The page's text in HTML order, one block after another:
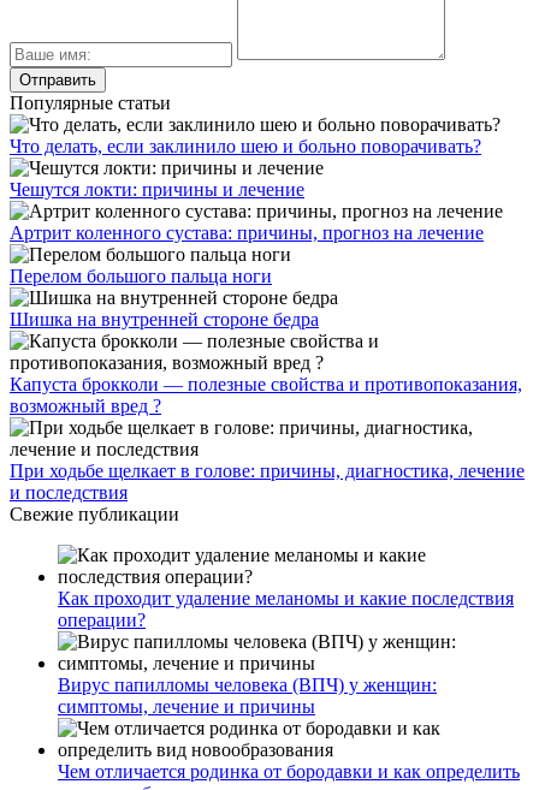
Популярные статьи
Что делать, если заклинило шею и больно поворачивать?
Чешутся локти: причины и лечение
Артрит коленного сустава: причины, прогноз на лечение
Перелом большого пальца ноги
Шишка на внутренней стороне бедра
Капуста брокколи — полезные свойства и противопоказания,
возможный вред ?
При ходьбе щелкает в голове: причины, диагностика, лечение
и последствия
Свежие публикации
Как проходит удаление меланомы и какие последствия
операции?
Вирус папилломы человека (ВПЧ) у женщин:
симптомы, лечение и причины
Чем отличается родинка от бородавки и как определить